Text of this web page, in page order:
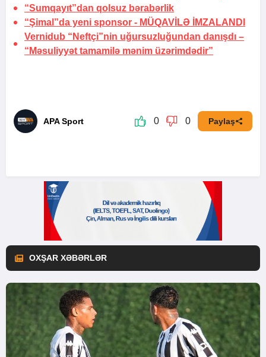
“Sumqayıt”dan qolsuz bərabərlik
“Şimal”da yeni sponsor - MÜQAVİLƏ İMZALANDI
Vernidub “Neftçi”nin uğursuzluğundan danışdı –
“Məsuliyyət tamamilə mənim üzərimdədir”
APA Sport 0 0 Paylaş
OXŞAR XƏBƏRLƏR